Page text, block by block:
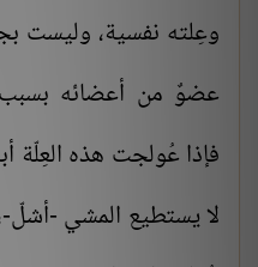
وعِلته نفسية، وليست
عضوٌ من أعضائه بسبب
فإذا عُولجت هذه العِلّة
لا يستطيع المشي -أشلّ-